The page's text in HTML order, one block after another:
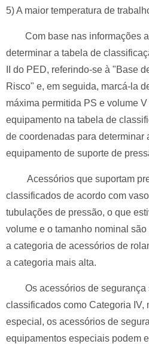
5) A maior temperatura de
Com base nas informações
determinar a tabela de
II do PED, referindo-se à "Base
Risco" e, em seguida, marcá-la
máxima permitida PS e volume
equipamento na tabela de
de coordenadas para determinar
equipamento de suporte de
Acessórios que suportam
classificados de acordo com
tubulações de pressão, o que
volume e o tamanho nominal
a categoria de acessórios de
a categoria mais alta.
Os acessórios de segurança
classificados como Categoria IV,
especial, os acessórios de
equipamentos especiais podem